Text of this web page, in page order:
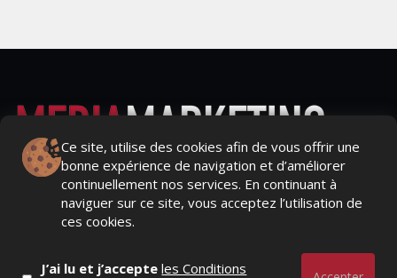
Ce site, utilise des cookies afin de vous offrir une
bonne expérience de navigation et d’améliorer
continuellement nos services. En continuant à
naviguer sur ce site, vous acceptez l’utilisation de
ces cookies.
J’ai lu et j’accepteles Conditions
Actualités Média, Actualités Com/Market/Ntic, Actualités
Distrib, Dossier, Interview, Stratégies, Communication,
Marques avenue, Relations presse, Créa, Baromètre,
People, Métier, Profil...
RESTER CONNECTÉ